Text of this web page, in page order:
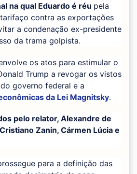
na qual Eduardo é réu pela
contra as exportações
a condenação ex-presidente
da trama golpista.
os atos para estimular o
Trump a revogar os vistos
governo federal e a
da Lei Magnitsky.
pelo relator, Alexandre de
Zanin, Cármen Lúcia e
para a definição das